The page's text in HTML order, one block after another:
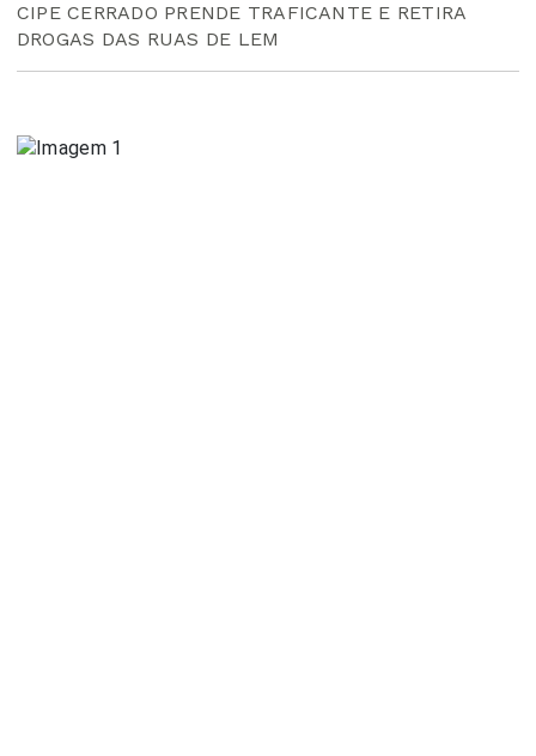
CIPE CERRADO PRENDE TRAFICANTE E RETIRA
DROGAS DAS RUAS DE LEM